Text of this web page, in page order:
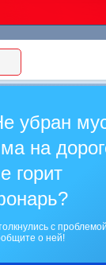
убран
на
горит
с
о ней!